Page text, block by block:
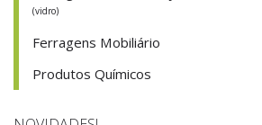
(vidro)
Ferragens Mobiliário
Produtos Químicos